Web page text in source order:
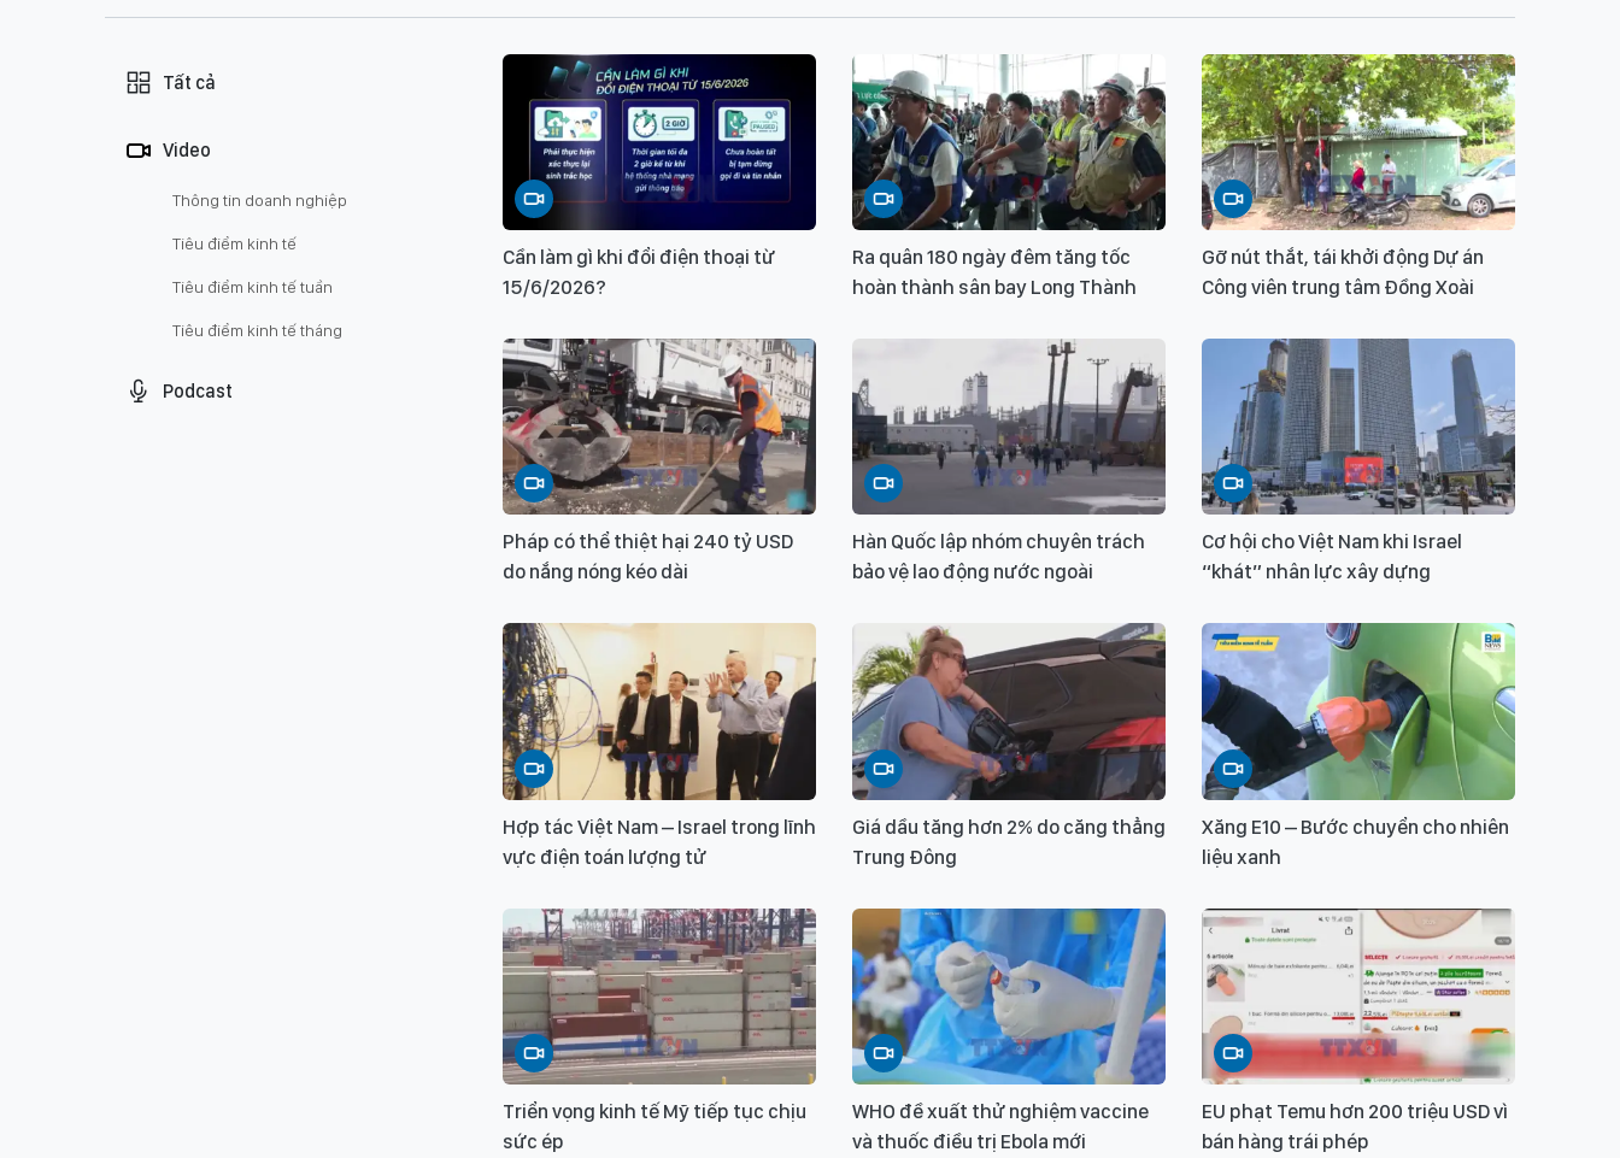
Tất cả
Video
Thông tin doanh nghiệp
Tiêu điểm kinh tế
Tiêu điểm kinh tế tuần
Tiêu điểm kinh tế tháng
Podcast
Cần làm gì khi đổi điện thoại từ
15/6/2026?
Ra quân 180 ngày đêm tăng tốc
hoàn thành sân bay Long Thành
Gỡ nút thắt, tái khởi động Dự án
Công viên trung tâm Đồng Xoài
Pháp có thể thiệt hại 240 tỷ USD
do nắng nóng kéo dài
Hàn Quốc lập nhóm chuyên trách
bảo vệ lao động nước ngoài
Cơ hội cho Việt Nam khi Israel
“khát” nhân lực xây dựng
Hợp tác Việt Nam – Israel trong lĩnh
vực điện toán lượng tử
Giá dầu tăng hơn 2% do căng thẳng
Trung Đông
Xăng E10 – Bước chuyển cho nhiên
liệu xanh
Triển vọng kinh tế Mỹ tiếp tục chịu
sức ép
WHO đề xuất thử nghiệm vaccine
và thuốc điều trị Ebola mới
EU phạt Temu hơn 200 triệu USD vì
bán hàng trái phép